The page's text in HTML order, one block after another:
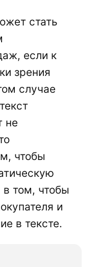
стать
если к
зрения
случае
не
чтобы
том, чтобы
и
в тексте.